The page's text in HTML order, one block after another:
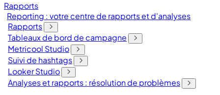
Rapports
Reporting : votre centre de rapports et d'analyses
Rapports
Tableaux de bord de campagne
Metricool Studio
Suivi de hashtags
Looker Studio
Analyses et rapports : résolution de problèmes